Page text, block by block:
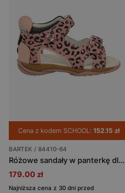
Cena z kodem SCHOOL: 152.15 zł
BARTEK / 84410-64
Różowe sandały w panterkę dla dziewczynki BARTEK 84410-64
179.00 zł
Najniższa cena z 30 dni przed